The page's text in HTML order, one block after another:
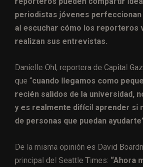
periodistas jóvenes perfeccionan
al escuchar cómo los reporteros
realizan sus entrevistas.
Danielle Ohl, reportera de Capital
que “cuando llegamos como
recién salidos de la universidad,
y es realmente difícil aprender si
de personas que puedan
De la misma opinión es David
principal del Seattle Times: “Ahora